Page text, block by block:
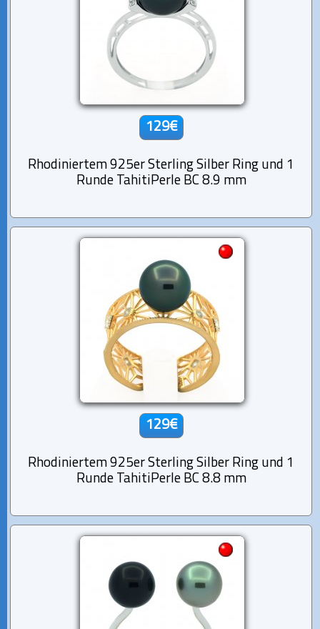
129€
Rhodiniertem 925er Sterling Silber Ring und 1
Runde TahitiPerle BC 8.9 mm
129€
Rhodiniertem 925er Sterling Silber Ring und 1
Runde TahitiPerle BC 8.8 mm